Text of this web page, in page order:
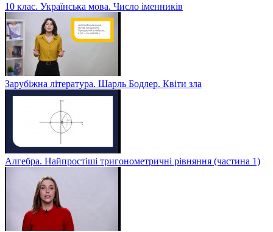
10 клас. Українська мова. Число іменників
Зарубіжна література. Шарль Бодлер. Квіти зла
Алгебра. Найпростіші тригонометричні рівняння (частина 1)